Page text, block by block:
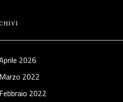
2026
Marzo 2022
Febbraio 2022